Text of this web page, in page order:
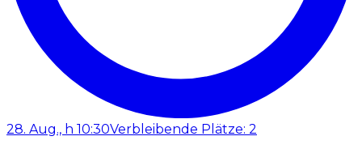
28. Aug., h 10:30Verbleibende Plätze: 2